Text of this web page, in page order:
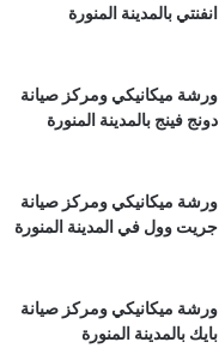
انفنتي بالمدينة المنورة
ورشة ميكانيكي ومركز صيانة
دونج فينج بالمدينة المنورة
ورشة ميكانيكي ومركز صيانة
جريت وول في المدينة المنورة
ورشة ميكانيكي ومركز صيانة
بايك بالمدينة المنورة